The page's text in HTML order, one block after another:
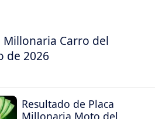
Millonaria Carro del
de 2026
Resultado de Placa